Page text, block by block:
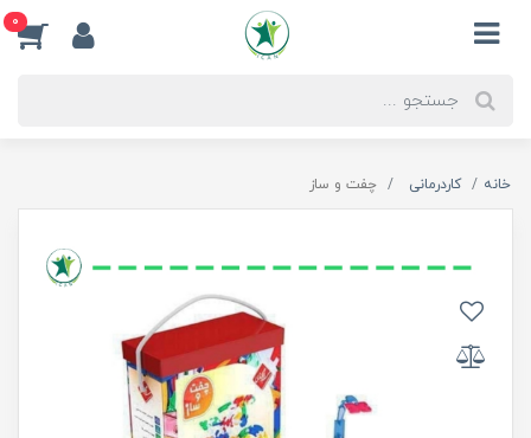
0
خانه کاردرمانی چفت و ساز